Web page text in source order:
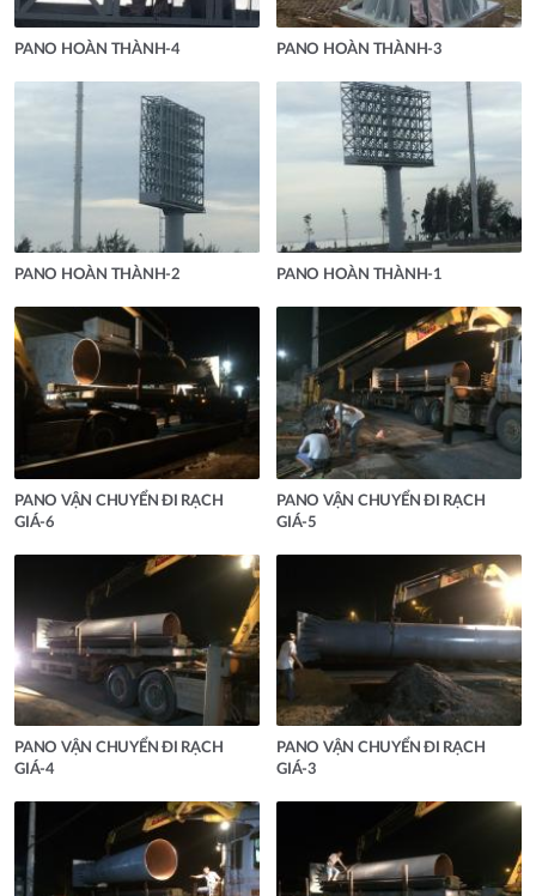
PANO HOÀN THÀNH-4 PANO HOÀN THÀNH-3
PANO HOÀN THÀNH-2 PANO HOÀN THÀNH-1
PANO VẬN CHUYỂN ĐI RẠCH
GIÁ-6
PANO VẬN CHUYỂN ĐI RẠCH
GIÁ-5
PANO VẬN CHUYỂN ĐI RẠCH
GIÁ-4
PANO VẬN CHUYỂN ĐI RẠCH
GIÁ-3